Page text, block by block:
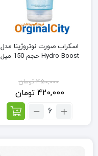
اسکراب صورت نوتروژینا مدل
Hydro Boost حجم 150 میل
450,000 تومان
420,000 تومان
تعداد: